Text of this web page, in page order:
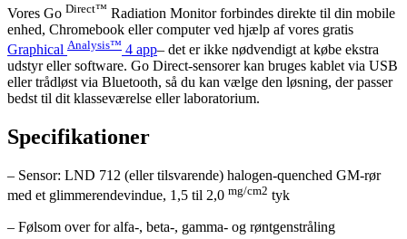
Vores Go Direct™ Radiation Monitor forbindes direkte til din mobile
enhed, Chromebook eller computer ved hjælp af vores gratis
Graphical Analysis™ 4 app– det er ikke nødvendigt at købe ekstra
udstyr eller software. Go Direct-sensorer kan bruges kablet via USB
eller trådløst via Bluetooth, så du kan vælge den løsning, der passer
bedst til dit klasseværelse eller laboratorium.
Specifikationer
– Sensor: LND 712 (eller tilsvarende) halogen-quenched GM-rør
med et glimmerendevindue, 1,5 til 2,0 mg/cm2 tyk
– Følsom over for alfa-, beta-, gamma- og røntgenstråling